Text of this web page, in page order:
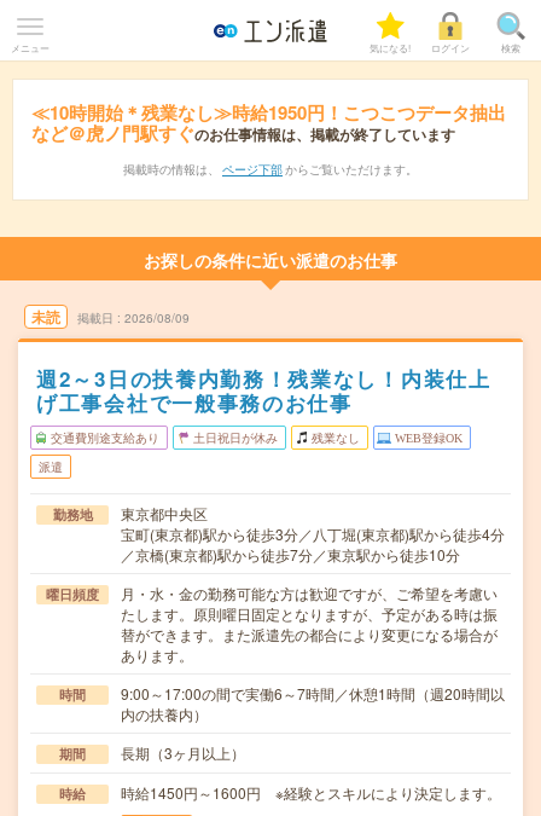
メニュー 気になる! ログイン 検索
≪10時開始＊残業なし≫時給1950円！こつこつデータ抽出
など＠虎ノ門駅すぐのお仕事情報は、掲載が終了しています
掲載時の情報は、 ページ下部 からご覧いただけます。
お探しの条件に近い派遣のお仕事
未読 掲載日 2026/08/09
週2～3日の扶養内勤務！残業なし！内装仕上
げ工事会社で一般事務のお仕事
交通費別途支給あり 土日祝日が休み 残業なし WEB登録OK
派遣
勤務地
東京都中央区
宝町(東京都)駅から徒歩3分／八丁堀(東京都)駅から徒歩4分
／京橋(東京都)駅から徒歩7分／東京駅から徒歩10分
曜日頻度
月・水・金の勤務可能な方は歓迎ですが、ご希望を考慮い
たします。原則曜日固定となりますが、予定がある時は振
替ができます。また派遣先の都合により変更になる場合が
あります。
時間
9:00～17:00の間で実働6～7時間／休憩1時間（週20時間以
内の扶養内）
期間 長期（3ヶ月以上）
時給 時給1450円～1600円 ※経験とスキルにより決定します。